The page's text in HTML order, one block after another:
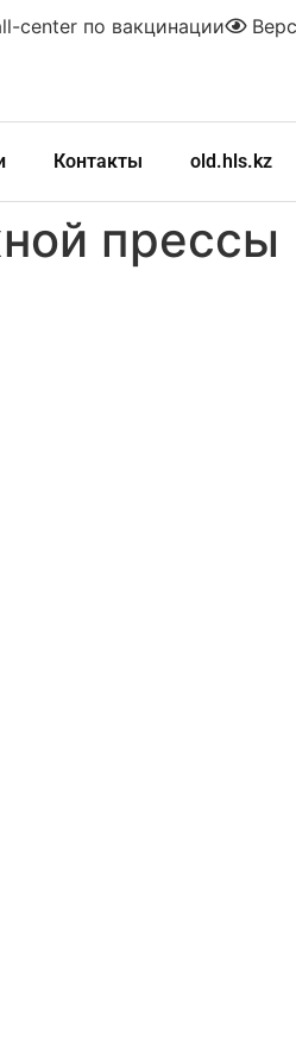
center по вакцинации
Контакты old.hls.kz
прессы